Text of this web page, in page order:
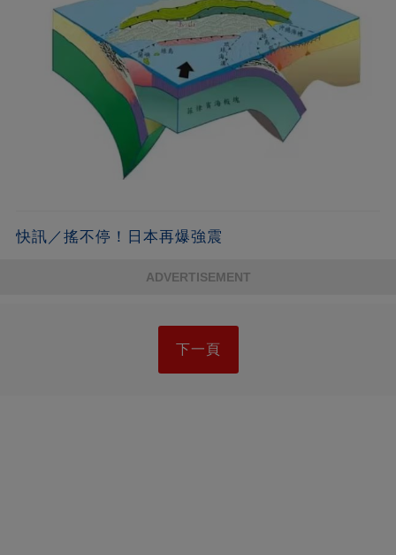
快訊／搖不停！日本再爆強震
ADVERTISEMENT
下一頁